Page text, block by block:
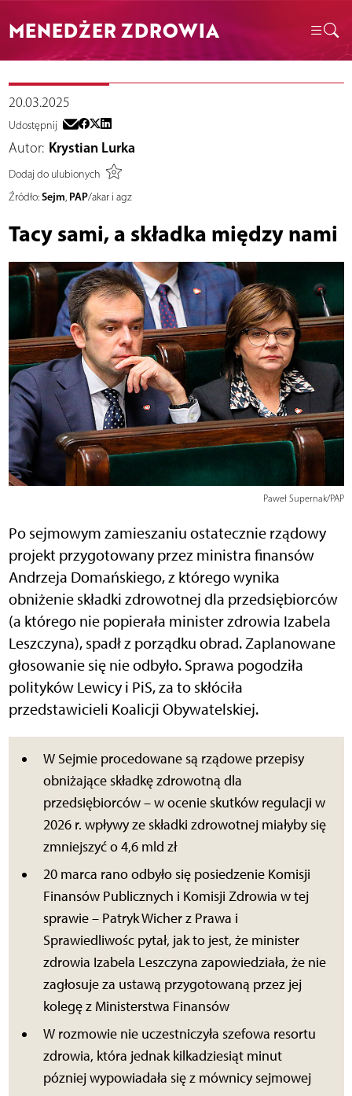
MENEDŻER ZDROWIA
20.03.2025
Udostępnij
Autor: Krystian Lurka
Dodaj do ulubionych
Źródło: Sejm, PAP/akar i agz
Tacy sami, a składka między nami
Paweł Supernak/PAP
Po sejmowym zamieszaniu ostatecznie rządowy
projekt przygotowany przez ministra finansów
Andrzeja Domańskiego, z którego wynika
obniżenie składki zdrowotnej dla przedsiębiorców
(a którego nie popierała minister zdrowia Izabela
Leszczyna), spadł z porządku obrad. Zaplanowane
głosowanie się nie odbyło. Sprawa pogodziła
polityków Lewicy i PiS, za to skłóciła
przedstawicieli Koalicji Obywatelskiej.
W Sejmie procedowane są rządowe przepisy
obniżające składkę zdrowotną dla
przedsiębiorców – w ocenie skutków regulacji w
2026 r. wpływy ze składki zdrowotnej miałyby się
zmniejszyć o 4,6 mld zł
20 marca rano odbyło się posiedzenie Komisji
Finansów Publicznych i Komisji Zdrowia w tej
sprawie – Patryk Wicher z Prawa i
Sprawiedliwośc pytał, jak to jest, że minister
zdrowia Izabela Leszczyna zapowiedziała, że nie
zagłosuje za ustawą przygotowaną przez jej
kolegę z Ministerstwa Finansów
W rozmowie nie uczestniczyła szefowa resortu
zdrowia, która jednak kilkadziesiąt minut
pózniej wypowiadała się z mównicy sejmowej